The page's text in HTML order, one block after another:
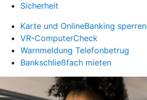
Sicherheit
Karte und OnlineBanking sperren
VR-ComputerCheck
Warnmeldung Telefonbetrug
Bankschließfach mieten